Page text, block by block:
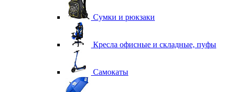
Сумки и рюкзаки
Кресла офисные и складные, пуфы
Самокаты